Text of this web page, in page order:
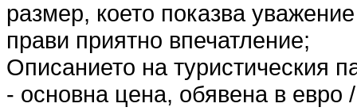
размер, което показва
прави приятно впечатление;
Описанието на туристическия
- основна цена, обявена в евро